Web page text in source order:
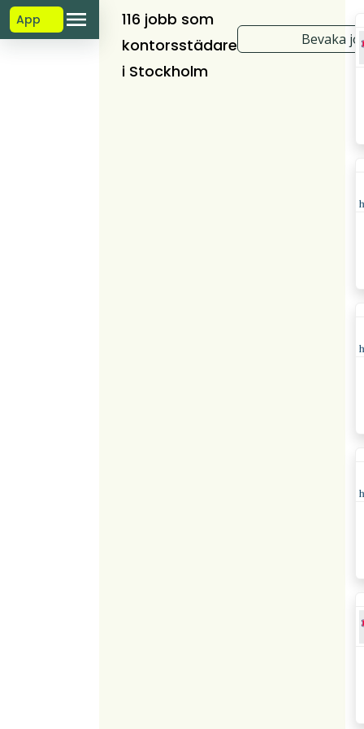
App
116 jobb som
kontorsstädare
i Stockholm
Bevaka